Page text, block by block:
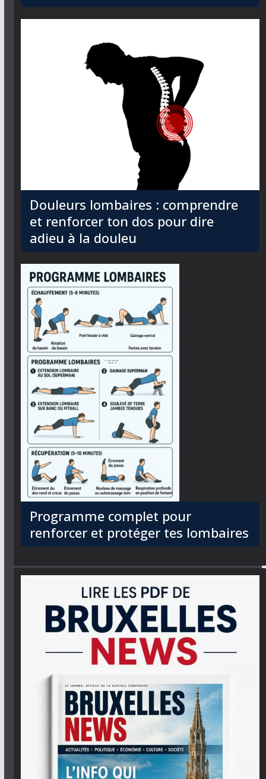
Douleurs lombaires : comprendre
et renforcer ton dos pour dire
adieu à la douleu
Programme complet pour
renforcer et protéger tes lombaires